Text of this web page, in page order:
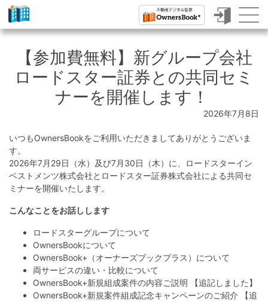
ク
ウ
ァ
ン
デ
ィ
ン
グ
で
不
動
【参加費無料】新グループ会社
ロードスター証券との共同セミ
ナーを開催します！
2026年7月8日
いつもOwnersBookをご利用いただきましてありがとうございま
す。
2026年7月29日（水）及び7月30日（木）に、ロードスターイン
ベストメンツ株式会社とロードスター証券株式会社による共同セ
ミナーを開催いたします。
こんなことをお話しします
ロードスターグループについて
OwnersBookについて
OwnersBook+（オーナーズブックプラス）について
両サービスの違い・比較について
OwnersBook+新規組成案件の内容ご説明 【追記しました】
OwnersBook+新規案件組成記念キャンペーンのご紹介 【追